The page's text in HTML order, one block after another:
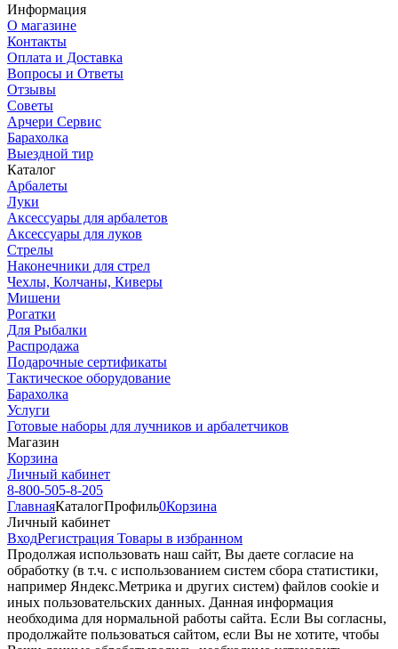
Информация
О магазине
Контакты
Оплата и Доставка
Вопросы и Ответы
Отзывы
Советы
Арчери Сервис
Барахолка
Выездной тир
Каталог
Арбалеты
Луки
Аксессуары для арбалетов
Аксессуары для луков
Стрелы
Наконечники для стрел
Чехлы, Колчаны, Киверы
Мишени
Рогатки
Для Рыбалки
Распродажа
Подарочные сертификаты
Тактическое оборудование
Барахолка
Услуги
Готовые наборы для лучников и арбалетчиков
Магазин
Корзина
Личный кабинет
8-800-505-8-205
ГлавнаяКаталогПрофиль0Корзина
Личный кабинет
ВходРегистрация Товары в избранном
Продолжая использовать наш cайт, Вы даете согласие на
обработку (в т.ч. с использованием систем сбора статистики,
например Яндекс.Метрика и других систем) файлов cookie и
иных пользовательских данных. Данная информация
необходима для нормальной работы сайта. Если Вы согласны,
продолжайте пользоваться сайтом, если Вы не хотите, чтобы